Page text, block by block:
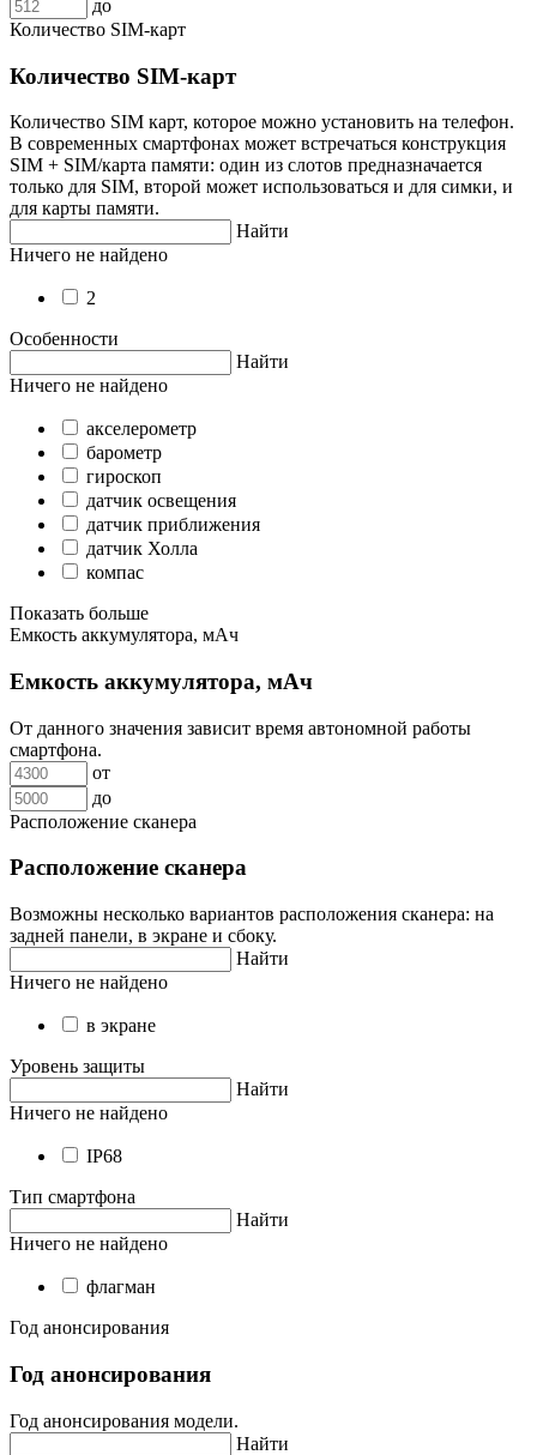
до
Количество SIM-карт
Количество SIM-карт
Количество SIM карт, которое можно установить на телефон.
В современных смартфонах может встречаться конструкция
SIM + SIM/карта памяти: один из слотов предназначается
только для SIM, второй может использоваться и для симки, и
для карты памяти.
Найти
Ничего не найдено
2
Особенности
Найти
Ничего не найдено
акселерометр
барометр
гироскоп
датчик освещения
датчик приближения
датчик Холла
компас
Показать больше
Емкость аккумулятора, мАч
Емкость аккумулятора, мАч
От данного значения зависит время автономной работы
смартфона.
от
до
Расположение сканера
Расположение сканера
Возможны несколько вариантов расположения сканера: на
задней панели, в экране и сбоку.
Найти
Ничего не найдено
в экране
Уровень защиты
Найти
Ничего не найдено
IP68
Тип смартфона
Найти
Ничего не найдено
флагман
Год анонсирования
Год анонсирования
Год анонсирования модели.
Найти